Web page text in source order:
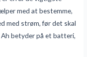
med at bestemme,
med strøm, før det skal
betyder på et batteri,